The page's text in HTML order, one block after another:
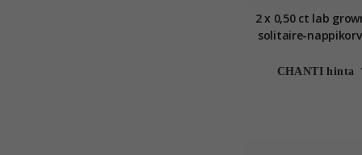
2 x 0,50 ct lab
solitaire-
grown
CHANTI hinta